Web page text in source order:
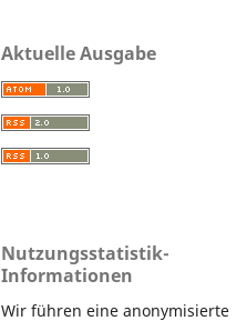
Aktuelle Ausgabe
Nutzungsstatistik-
Informationen
Wir führen eine anonymisierte